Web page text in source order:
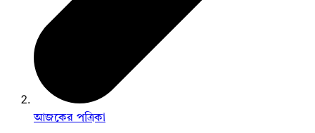
আজকের পত্রিকা